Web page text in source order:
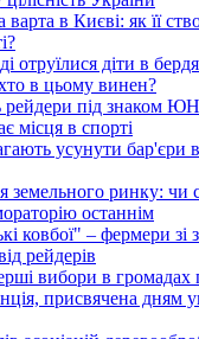
в Києві: як її
отруїлися діти в
в цьому винен?
рейдери під знаком
місця в спорті
усунути бар'єри
земельного ринку: чи
останнім
ковбої" – фермери зі
рейдерів
вибори в громадах
присвячена дням